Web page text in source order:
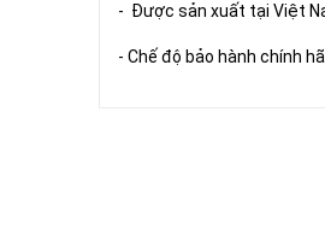
- Được sản xuất tại Việt
- Chế độ bảo hành chính